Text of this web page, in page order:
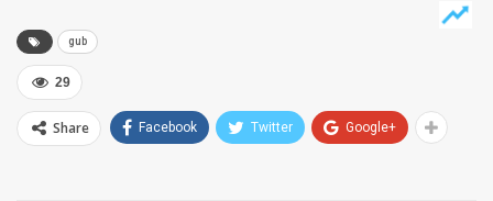
gub
29
Share Facebook Twitter Google+